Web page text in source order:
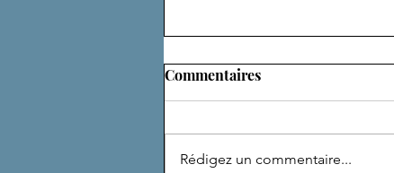
Commentaires
Rédigez un commentaire...